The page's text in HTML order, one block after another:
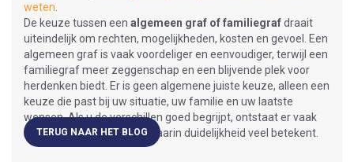
weten
De keuze tussen een algemeen graf of familiegrafdraait
uiteindelijk om rechten, mogelijkheden, kosten en gevoel. Een
algemeen graf is vaak voordeliger en eenvoudiger, terwijl een
familiegraf meer zeggenschap en een blijvende plek voor
herdenken biedt. Er is geen algemene juiste keuze, alleen een
keuze die past bij uw situatie, uw familie en uw laatste
wensen. Als u de verschillen goed begrijpt, ontstaat er vaak
meer rust in een periode waarin duidelijkheid veel betekent.
TERUG NAAR HET BLOG